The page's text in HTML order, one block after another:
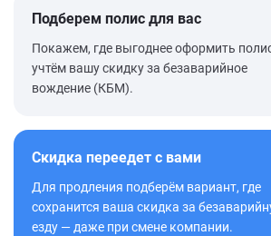
Подберем полис для вас
Покажем, где выгоднее оформить
учтём вашу скидку за безаварийное
вождение (КБМ).
Скидка переедет с вами
Для продления подберём вариант, где
сохранится ваша скидка за
езду — даже при смене компании.